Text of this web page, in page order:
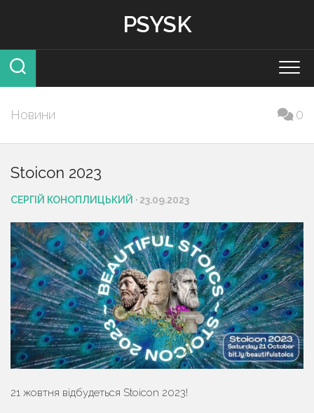
PSYSK
Новини 0
Stoicon 2023
СЕРГІЙ КОНОПЛИЦЬКИЙ · 23.09.2023
21 жовтня відбудеться Sto­icon 2023!